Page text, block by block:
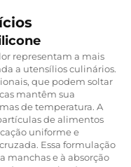
representam a mais
a utensílios culinários.
que podem soltar
mantêm sua
de temperatura. A
de alimentos
uniforme e
Essa formulação
manchas e à absorção